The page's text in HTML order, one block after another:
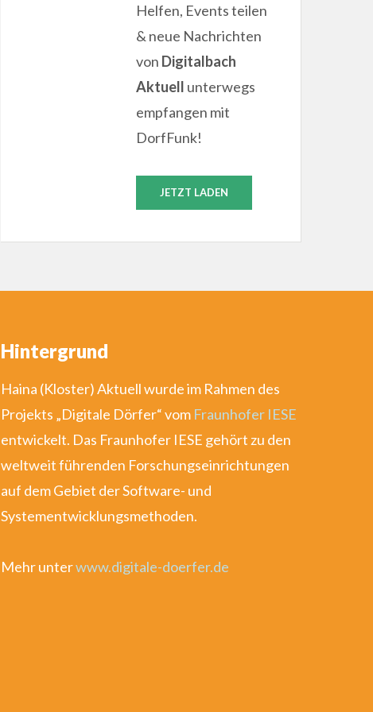
Helfen, Events teilen
& neue Nachrichten
von Digitalbach
Aktuell unterwegs
empfangen mit
DorfFunk!
JETZT LADEN
Hintergrund
Haina (Kloster) Aktuell wurde im Rahmen des
Projekts „Digitale Dörfer“ vom Fraunhofer IESE
entwickelt. Das Fraunhofer IESE gehört zu den
weltweit führenden Forschungseinrichtungen
auf dem Gebiet der Software- und
Systementwicklungsmethoden.
Mehr unterwww.digitale-doerfer.de